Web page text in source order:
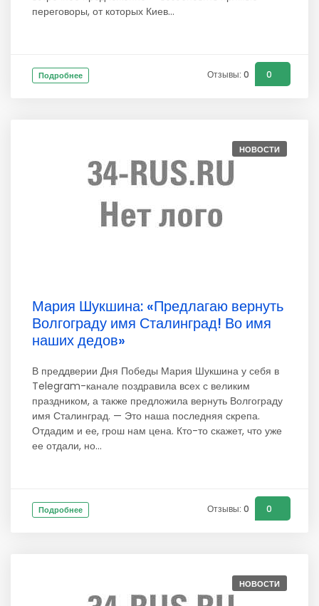
переговоры, от которых Киев...
Подробнее Отзывы: 0 0
НОВОСТИ
Мария Шукшина: «Предлагаю вернуть
Волгограду имя Сталинград! Во имя
наших дедов»
В преддверии Дня Победы Мария Шукшина у себя в
Telegram-канале поздравила всех с великим
праздником, а также предложила вернуть Волгограду
имя Сталинград. — Это наша последняя скрепа.
Отдадим и ее, грош нам цена. Кто-то скажет, что уже
ее отдали, но...
Подробнее Отзывы: 0 0
НОВОСТИ